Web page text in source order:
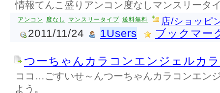
情報てんこ盛りアンコン度なしマンスリータ
アンコン 度なし マンスリータイプ 送料無料 店/ショッピ
2011/11/24 1Users ブックマー
つーちゃんカラコンエンジェルカ
ココ…ごすいせ～んつーちゃんカラコンエン
よう。